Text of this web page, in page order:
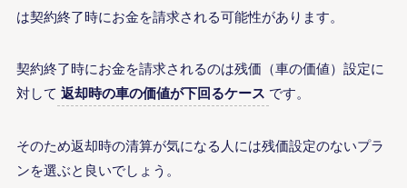
は契約終了時にお金を請求される可能性があります。
契約終了時にお金を請求されるのは残価（車の価値）設定に
対して 返却時の車の価値が下回るケース です。
そのため返却時の清算が気になる人には残価設定のないプラ
ンを選ぶと良いでしょう。